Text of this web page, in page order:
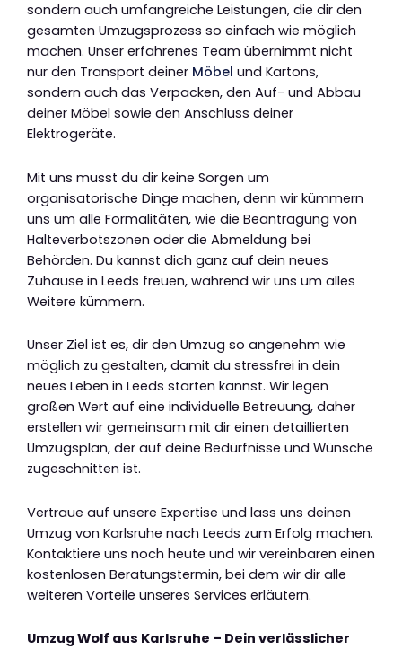
sondern auch umfangreiche Leistungen, die dir den
gesamten Umzugsprozess so einfach wie möglich
machen. Unser erfahrenes Team übernimmt nicht
nur den Transport deiner Möbel und Kartons,
sondern auch das Verpacken, den Auf- und Abbau
deiner Möbel sowie den Anschluss deiner
Elektrogeräte.
Mit uns musst du dir keine Sorgen um
organisatorische Dinge machen, denn wir kümmern
uns um alle Formalitäten, wie die Beantragung von
Halteverbotszonen oder die Abmeldung bei
Behörden. Du kannst dich ganz auf dein neues
Zuhause in Leeds freuen, während wir uns um alles
Weitere kümmern.
Unser Ziel ist es, dir den Umzug so angenehm wie
möglich zu gestalten, damit du stressfrei in dein
neues Leben in Leeds starten kannst. Wir legen
großen Wert auf eine individuelle Betreuung, daher
erstellen wir gemeinsam mit dir einen detaillierten
Umzugsplan, der auf deine Bedürfnisse und Wünsche
zugeschnitten ist.
Vertraue auf unsere Expertise und lass uns deinen
Umzug von Karlsruhe nach Leeds zum Erfolg machen.
Kontaktiere uns noch heute und wir vereinbaren einen
kostenlosen Beratungstermin, bei dem wir dir alle
weiteren Vorteile unseres Services erläutern.
Umzug Wolf aus Karlsruhe – Dein verlässlicher